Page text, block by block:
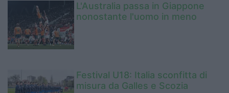
L'Australia passa in Giappone
nonostante l'uomo in meno
Festival U18: Italia sconfitta di
misura da Galles e Scozia